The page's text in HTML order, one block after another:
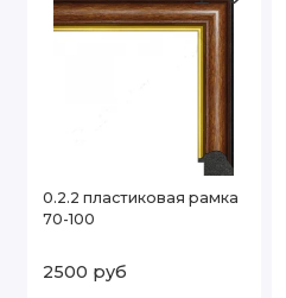
0.2.2 пластиковая рамка
70-100
2500 руб